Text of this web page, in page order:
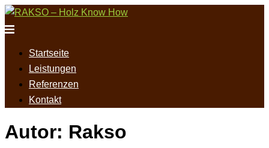
Zum
Inhalt
Menü
Startseite
Leistungen
Referenzen
Kontakt
Autor: Rakso